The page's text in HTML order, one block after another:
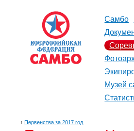
Самбо
Музей
↑ Первенства за 2017 год